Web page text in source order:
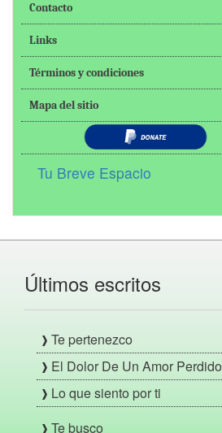
Contacto
Links
Términos y condiciones
Mapa del sitio
Tu Breve Espacio
Últimos escritos
Te pertenezco
El Dolor De Un Amor Perdido
Lo que siento por ti
Te busco